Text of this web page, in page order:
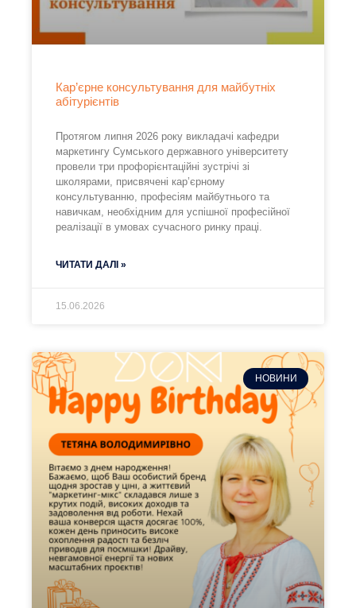
Кар’єрне консультування для майбутніх
абітурієнтів
Протягом липня 2026 року викладачі кафедри
маркетингу Сумського державного університету
провели три профорієнтаційні зустрічі зі
школярами, присвячені кар’єрному
консультуванню, професіям майбутнього та
навичкам, необхідним для успішної професійної
реалізації в умовах сучасного ринку праці.
ЧИТАТИ ДАЛІ »
15.06.2026
НОВИНИ